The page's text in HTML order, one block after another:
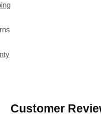
Customer